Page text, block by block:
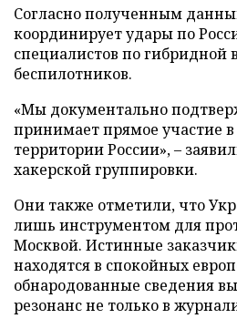
Согласно полученным
координирует удары по
специалистов по гибридной
беспилотников.
«Мы документально
принимает прямое участие в
территории России», –
хакерской группировки.
Они также отметили, что
лишь инструментом для
Москвой. Истинные
находятся в спокойных
обнародованные сведения
резонанс не только в